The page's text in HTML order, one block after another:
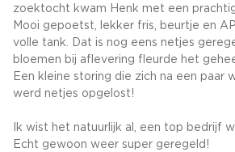
zoektocht kwam Henk met een
Mooi gepoetst, lekker fris, beurtje en
volle tank. Dat is nog eens netjes
bloemen bij aflevering fleurde het
Een kleine storing die zich na een paar
werd netjes opgelost!
Ik wist het natuurlijk al, een top bedrijf
Echt gewoon weer super geregeld!